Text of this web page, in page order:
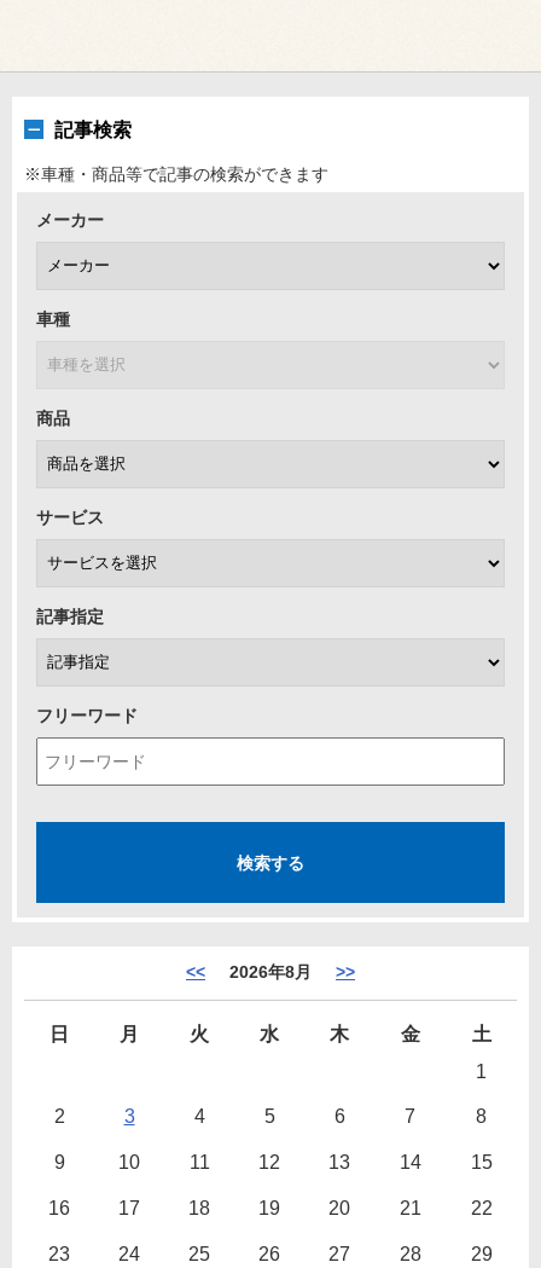
記事検索
※車種・商品等で記事の検索ができます
メーカー
車種
商品
サービス
記事指定
フリーワード
<< 2026年8月 >>
日 月 火 水 木 金
土
1
2 3 4 5 6 7 8
9 10 11 12 13 14 15
16 17 18 19 20 21 22
23 24 25 26 27 28 29